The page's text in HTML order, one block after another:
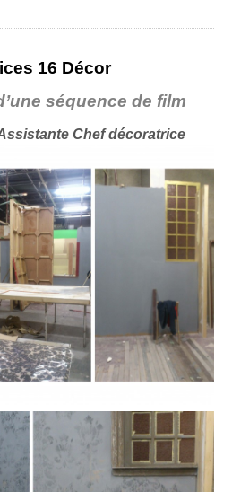
16 Décor
séquence de film
Chef décoratrice